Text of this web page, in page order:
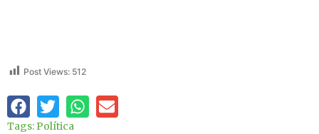
Post Views: 512
Tags:Política